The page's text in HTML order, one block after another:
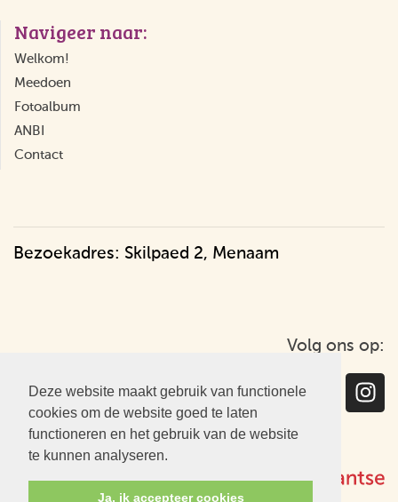
Deze website maakt gebruik van functionele
cookies om de website goed te laten
functioneren en het gebruik van de website
te kunnen analyseren.
Ja, ik accepteer cookies
Navigeer naar:
Welkom!
Meedoen
Fotoalbum
ANBI
Contact
Bezoekadres: Skilpaed 2, Menaam
Volg ons op: